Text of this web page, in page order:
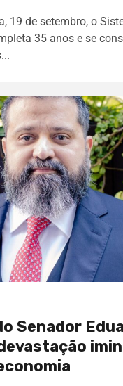
19 de setembro, o
35 anos e se
Senador